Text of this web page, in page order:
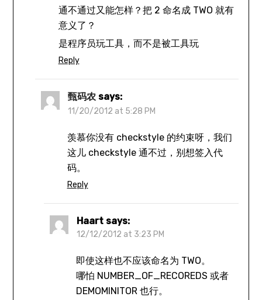
通不通过又能怎样？把 2 命名成 TWO 就有
意义了？
是程序员玩工具，而不是被工具玩
Reply
甄码农 says:
11/20/2012 at 5:28 PM
羡慕你没有 checkstyle 的约束呀，我们
这儿 checkstyle 通不过，别想签入代
码。
Reply
Haart says:
12/12/2012 at 3:23 PM
即使这样也不应该命名为 TWO。
哪怕 NUMBER_OF_RECOREDS 或者
DEMOMINITOR 也行。